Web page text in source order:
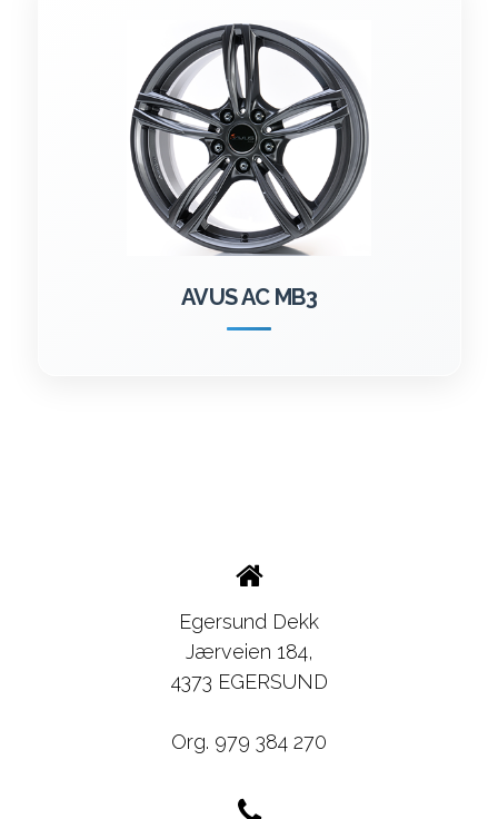
AVUS AC MB3
Egersund Dekk
Jærveien 184,
4373 EGERSUND
Org. 979 384 270